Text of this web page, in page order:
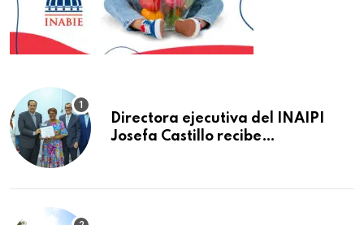
Directora ejecutiva del INAIPI
Josefa Castillo recibe